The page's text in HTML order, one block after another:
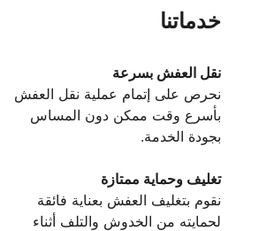
خدماتنا
نقل العفش بسرعة
نحرص على إتمام عملية نقل العفش
بأسرع وقت ممكن دون المساس
بجودة الخدمة.
تغليف وحماية ممتازة
نقوم بتغليف العفش بعناية فائقة
لحمايته من الخدوش والتلف أثناء